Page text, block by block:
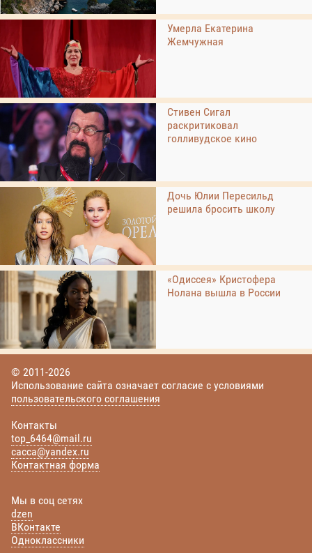
Умерла Екатерина
Жемчужная
Стивен Сигал
раскритиковал
голливудское кино
Дочь Юлии Пересильд
решила бросить школу
«Одиссея» Кристофера
Нолана вышла в России
© 2011-2026
Использование сайта означает согласие с условиями
пользовательского соглашения
Контакты
top_6464@mail.ru
cacca@yandex.ru
Контактная форма
Мы в соц сетях
dzen
ВКонтакте
Одноклассники